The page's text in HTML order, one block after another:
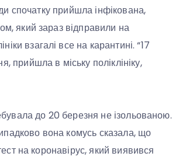
спочатку прийшла інфікована,
який зараз відправили на
взагалі все на карантині. “17
прийшла в міську поліклініку,
до 20 березня не ізольованою.
вона комусь сказала, що
на коронавірус, який виявився